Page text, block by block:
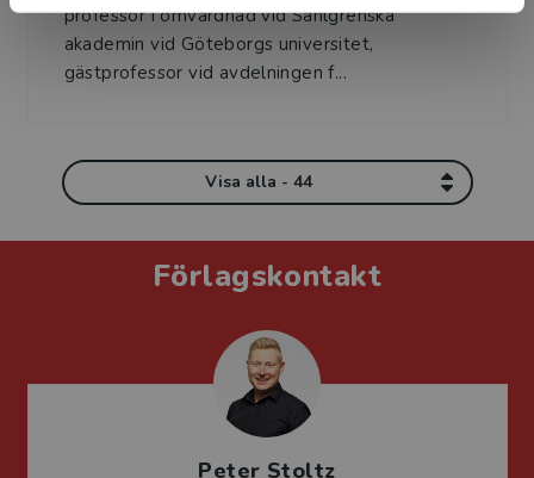
professor i omvårdnad vid Sahlgrenska
akademin vid Göteborgs universitet,
gästprofessor vid avdelningen f...
Visa alla - 44
Förlagskontakt
Peter Stoltz